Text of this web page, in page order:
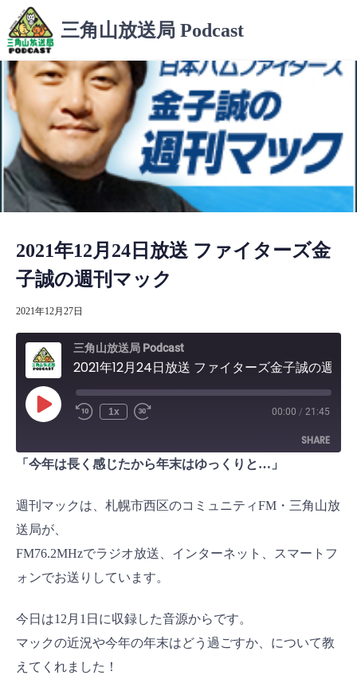
ン
テ
ン
ツ
へ
ッ
プ
三角山放送局 Podcast
2021年12月24日放送 ファイターズ金
子誠の週刊マック
2021年12月27日
三角山放送局 Podcast
P
l
E
p
d
1x 00:00 / 21:45
SHARE
EMBED
「今年は長く感じたから年末はゆっくりと…」
週刊マックは、札幌市西区のコミュニティFM・三角山放
送局が、
FM76.2MHzでラジオ放送、インターネット、スマートフ
ォンでお送りしています。
今日は12月1日に収録した音源からです。
マックの近況や今年の年末はどう過ごすか、について教
えてくれました！